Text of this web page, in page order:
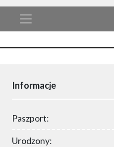
Informacje
Paszport:
Urodzony: